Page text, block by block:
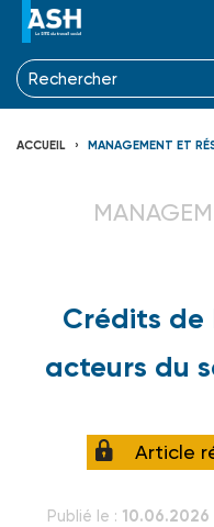
ACCUEIL MANAGEMENT ET
Crédits de
acteurs du
Article
Publié le : 10.06.2026